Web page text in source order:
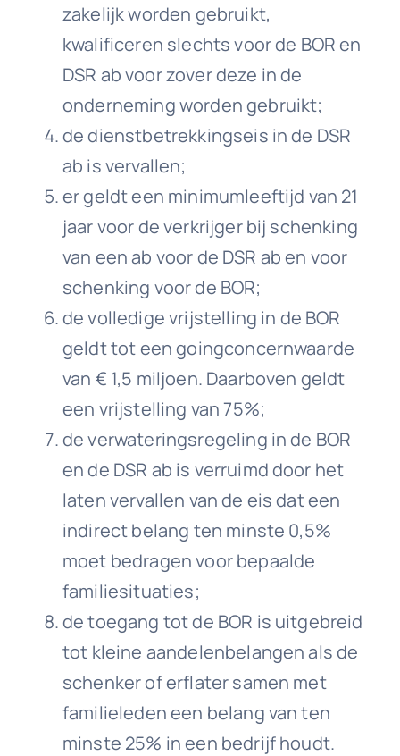
zakelijk worden gebruikt,
kwalificeren slechts voor de BOR en
DSR ab voor zover deze in de
onderneming worden gebruikt;
de dienstbetrekkingseis in de DSR
ab is vervallen;
er geldt een minimumleeftijd van 21
jaar voor de verkrijger bij schenking
van een ab voor de DSR ab en voor
schenking voor de BOR;
de volledige vrijstelling in de BOR
geldt tot een goingconcernwaarde
van € 1,5 miljoen. Daarboven geldt
een vrijstelling van 75%;
de verwateringsregeling in de BOR
en de DSR ab is verruimd door het
laten vervallen van de eis dat een
indirect belang ten minste 0,5%
moet bedragen voor bepaalde
familiesituaties;
de toegang tot de BOR is uitgebreid
tot kleine aandelenbelangen als de
schenker of erflater samen met
familieleden een belang van ten
minste 25% in een bedrijf houdt.